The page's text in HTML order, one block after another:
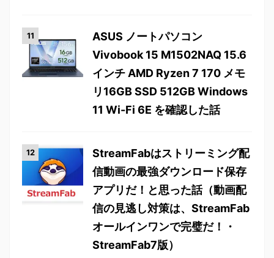
ASUS ノートパソコン
Vivobook 15 M1502NAQ 15.6
インチ AMD Ryzen 7 170 メモ
リ16GB SSD 512GB Windows
11 Wi-Fi 6E を確認した話
StreamFabはストリーミング配
信動画の最強ダウンロード保存
アプリだ！と思った話（動画配
信の見逃し対策は、StreamFab
オールインワンで完璧だ！・
StreamFab7版）